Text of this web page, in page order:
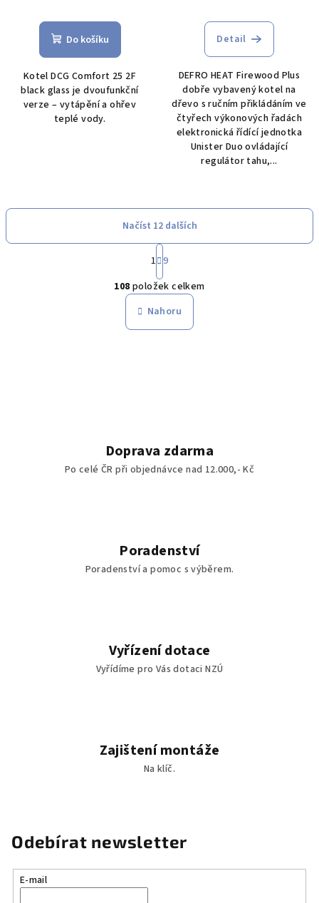
hodnocení
produktu
z
5
hvězdiček.
Do košíku
Kotel DCG Comfort 25 2F
black glass je dvoufunkční
verze – vytápění a ohřev
teplé vody.
hodnocení
produktu
z
5
hvězdiček.
Detail
DEFRO HEAT Firewood Plus
dobře vybavený kotel na
dřevo s ručním přikládáním ve
čtyřech výkonových řadách
elektronická řídící jednotka
Unister Duo ovládající
regulátor tahu,...
O
v
l
á
k
y
s
u
Načíst 12 dalších
S
t
r
á
n
k
o
1 9
108 položek celkem
Nahoru
Doprava zdarma
Po celé ČR při objednávce nad 12.000,- Kč
Poradenství
Poradenství a pomoc s výběrem.
Vyřízení dotace
Vyřídíme pro Vás dotaci NZÚ
Zajištení montáže
Na klíč.
Odebírat newsletter
E-mail